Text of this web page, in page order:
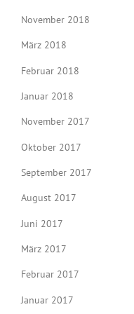
November 2018
März 2018
Februar 2018
Januar 2018
November 2017
Oktober 2017
September 2017
August 2017
Juni 2017
März 2017
Februar 2017
Januar 2017